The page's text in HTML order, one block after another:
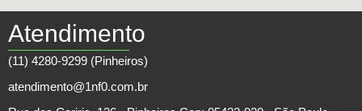
Atendimento
(11) 4280-9299 (Pinheiros)
atendimento@1nf0.com.br